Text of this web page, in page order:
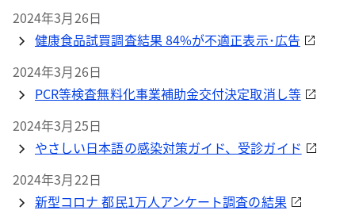
2024年3月26日
健康食品試買調査結果 84%が不適正表示･広告
2024年3月26日
PCR等検査無料化事業補助金交付決定取消し等
2024年3月25日
やさしい日本語の感染対策ガイド、受診ガイド
2024年3月22日
新型コロナ 都民1万人アンケート調査の結果